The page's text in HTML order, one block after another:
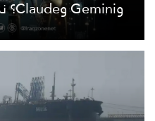
وGemini وClaude؟ نصائح مهمة